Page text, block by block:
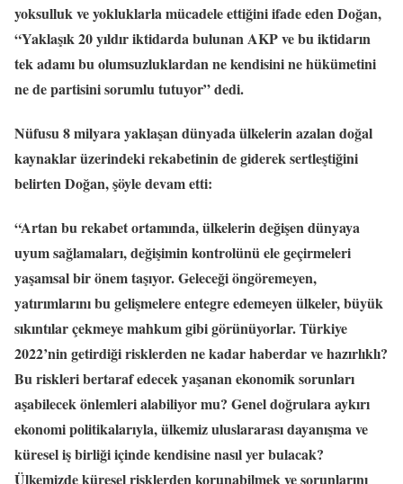
yoksulluk ve yokluklarla mücadele ettiğini ifade eden Doğan,
“Yaklaşık 20 yıldır iktidarda bulunan AKP ve bu iktidarın
tek adamı bu olumsuzluklardan ne kendisini ne hükümetini
ne de partisini sorumlu tutuyor” dedi.
Nüfusu 8 milyara yaklaşan dünyada ülkelerin azalan doğal
kaynaklar üzerindeki rekabetinin de giderek sertleştiğini
belirten Doğan, şöyle devam etti:
“Artan bu rekabet ortamında, ülkelerin değişen dünyaya
uyum sağlamaları, değişimin kontrolünü ele geçirmeleri
yaşamsal bir önem taşıyor. Geleceği öngöremeyen,
yatırımlarını bu gelişmelere entegre edemeyen ülkeler, büyük
sıkıntılar çekmeye mahkum gibi görünüyorlar. Türkiye
2022’nin getirdiği risklerden ne kadar haberdar ve hazırlıklı?
Bu riskleri bertaraf edecek yaşanan ekonomik sorunları
aşabilecek önlemleri alabiliyor mu? Genel doğrulara aykırı
ekonomi politikalarıyla, ülkemiz uluslararası dayanışma ve
küresel iş birliği içinde kendisine nasıl yer bulacak?
Ülkemizde küresel risklerden korunabilmek ve sorunlarını